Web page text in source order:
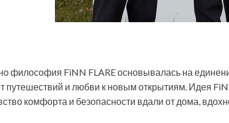
философия FiNN FLARE основывалась на
путешествий и любви к новым открытиям. Идея
комфорта и безопасности вдали от дома,